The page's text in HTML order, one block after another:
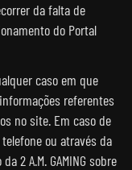
da falta de
do Portal
caso em que
referentes
no site. Em caso de
ou através da
2 A.M. GAMING sobre